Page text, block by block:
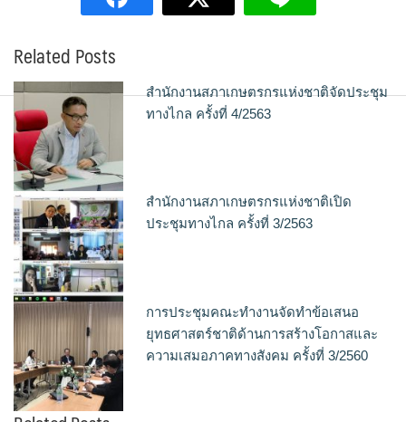
Related Posts
สำนักงานสภาเกษตรกรแห่งชาติจัดประชุม
ทางไกล ครั้งที่ 4/2563
สำนักงานสภาเกษตรกรแห่งชาติเปิด
ประชุมทางไกล ครั้งที่ 3/2563
การประชุมคณะทำงานจัดทำข้อเสนอ
ยุทธศาสตร์ชาติด้านการสร้างโอกาสและ
ความเสมอภาคทางสังคม ครั้งที่ 3/2560